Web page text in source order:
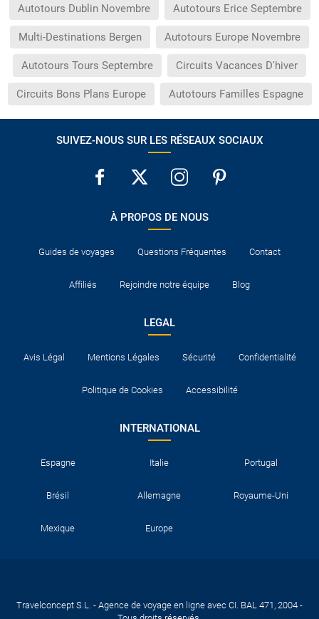
Autotours Dublin Novembre Autotours Erice Septembre
Multi-Destinations Bergen Autotours Europe Novembre
Autotours Tours Septembre Circuits Vacances D'hiver
Circuits Bons Plans Europe Autotours Familles Espagne
SUIVEZ-NOUS SUR LES RÉSEAUX SOCIAUX
À PROPOS DE NOUS
Guides de voyages Questions Fréquentes Contact
Affiliés Rejoindre notre équipe Blog
LEGAL
Avis Légal Mentions Légales Sécurité Confidentialité
Politique de Cookies Accessibilité
INTERNATIONAL
Espagne Italie Portugal
Brésil Allemagne Royaume-Uni
Mexique Europe
Travelconcept S.L. - Agence de voyage en ligne avec CI. BAL 471, 2004 -